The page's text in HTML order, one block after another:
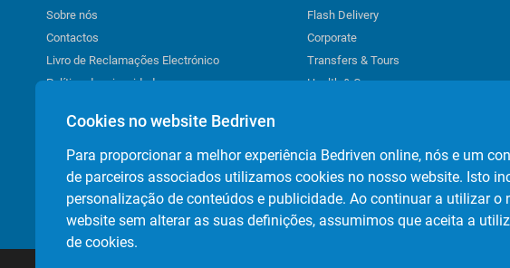
Cookies no website Bedriven
Para proporcionar a melhor experiência Bedriven online, nós e um
de parceiros associados utilizamos cookies no nosso website. Isto
personalização de conteúdos e publicidade. Ao continuar a utilizar o
website sem alterar as suas definições, assumimos que aceita a
de cookies.
Sobre nós
Contactos
Livro de Reclamações Electrónico
Política de privacidade
Flash Delivery
Corporate
Transfers & Tours
Health & Care
Download a nossa app